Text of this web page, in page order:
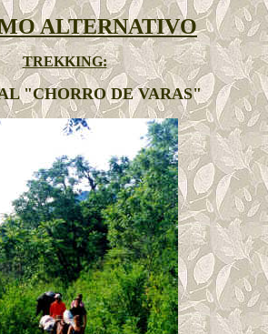
ALTERNATIVO
TREKKING:
"CHORRO DE VARAS"